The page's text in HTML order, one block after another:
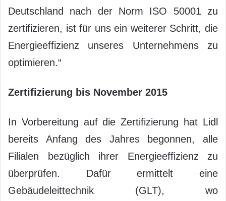
Deutschland nach der Norm ISO 50001 zu
zertifizieren, ist für uns ein weiterer Schritt, die
Energieeffizienz unseres Unternehmens zu
optimieren.“
Zertifizierung bis November 2015
In Vorbereitung auf die Zertifizierung hat Lidl
bereits Anfang des Jahres begonnen, alle
Filialen bezüglich ihrer Energieeffizienz zu
überprüfen. Dafür ermittelt eine
Gebäudeleittechnik (GLT), wo